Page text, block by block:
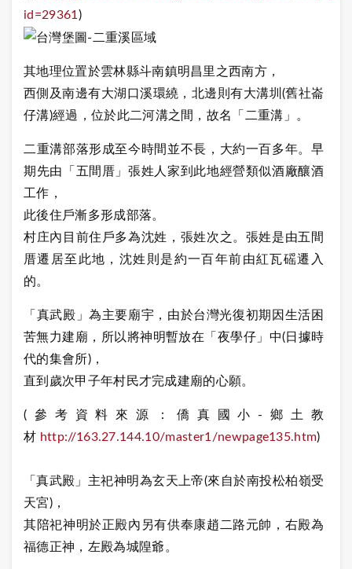
id=29361 )
其地理位置於雲林縣斗南鎮明昌里之西南方，
西側及南邊有大湖口溪環繞，北邊則有大溝圳(舊社崙
仔溝)經過，位於此二河溝之間，故名「二重溝」。
二重溝部落形成至今時間並不長，大約一百多年。早
期先由「五間厝」張姓人家到此地經營類似酒廠釀酒
工作，
此後住戶漸多形成部落。
村庄內目前住戶多為沈姓，張姓次之。張姓是由五間
厝遷居至此地，沈姓則是約一百年前由紅瓦磘遷入
的。
「真武殿」為主要廟宇，由於台灣光復初期因生活困
苦無力建廟，所以將神明暫放在「夜學仔」中(日據時
代的集會所)，
直到 歲次甲子年村民才完成建廟的心願。
(參考資料來源：僑真國小-鄉土教
材 http://163.27.144.10/master1/newpage135.htm)
「真武殿」 主祀神明為玄天上帝(來自於南投松柏嶺受
天宮)，
其陪祀神明於正殿內另有供奉康趙二路元帥，右殿為
福德正神，左殿為城隍爺。